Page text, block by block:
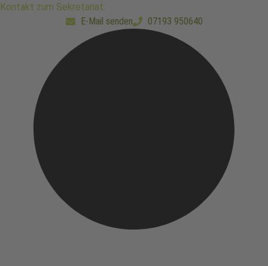
Skip
Kontakt zum Sekretariat:
E-Mail senden
07193 950640